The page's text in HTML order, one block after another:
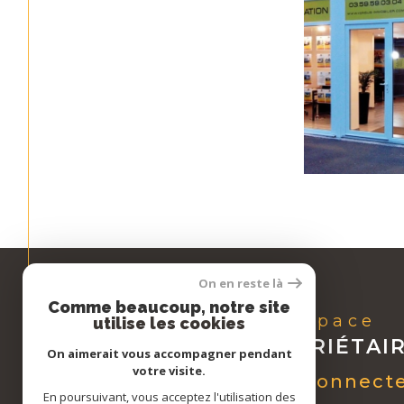
Espace
Se
On en reste là
Comme beaucoup, notre site
utilise les cookies
On aimerait vous accompagner pendant
votre visite.
En poursuivant, vous acceptez l'utilisation des